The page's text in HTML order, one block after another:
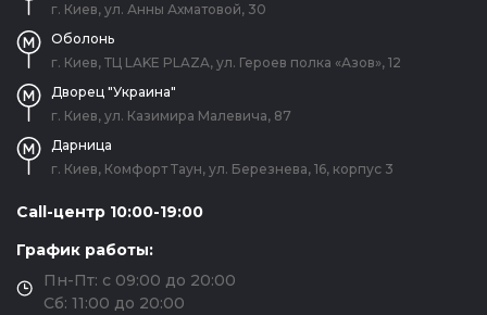
г. Киев, ул. Анны Ахматовой, 30
Оболонь
г. Киев, ТЦ LAKE PLAZA, ул. Героев полка «Азов», 12
Дворец "Украина"
г. Киев, ул. Казимира Малевича, 87
Дарница
г. Киев, Комфорт Таун, ул. Березнева, 16, корпус 3
Call-центр 10:00-19:00
График работы:
Пн-Пт: с 09:00 до 20:00
Сб: 11:00 до 20:00